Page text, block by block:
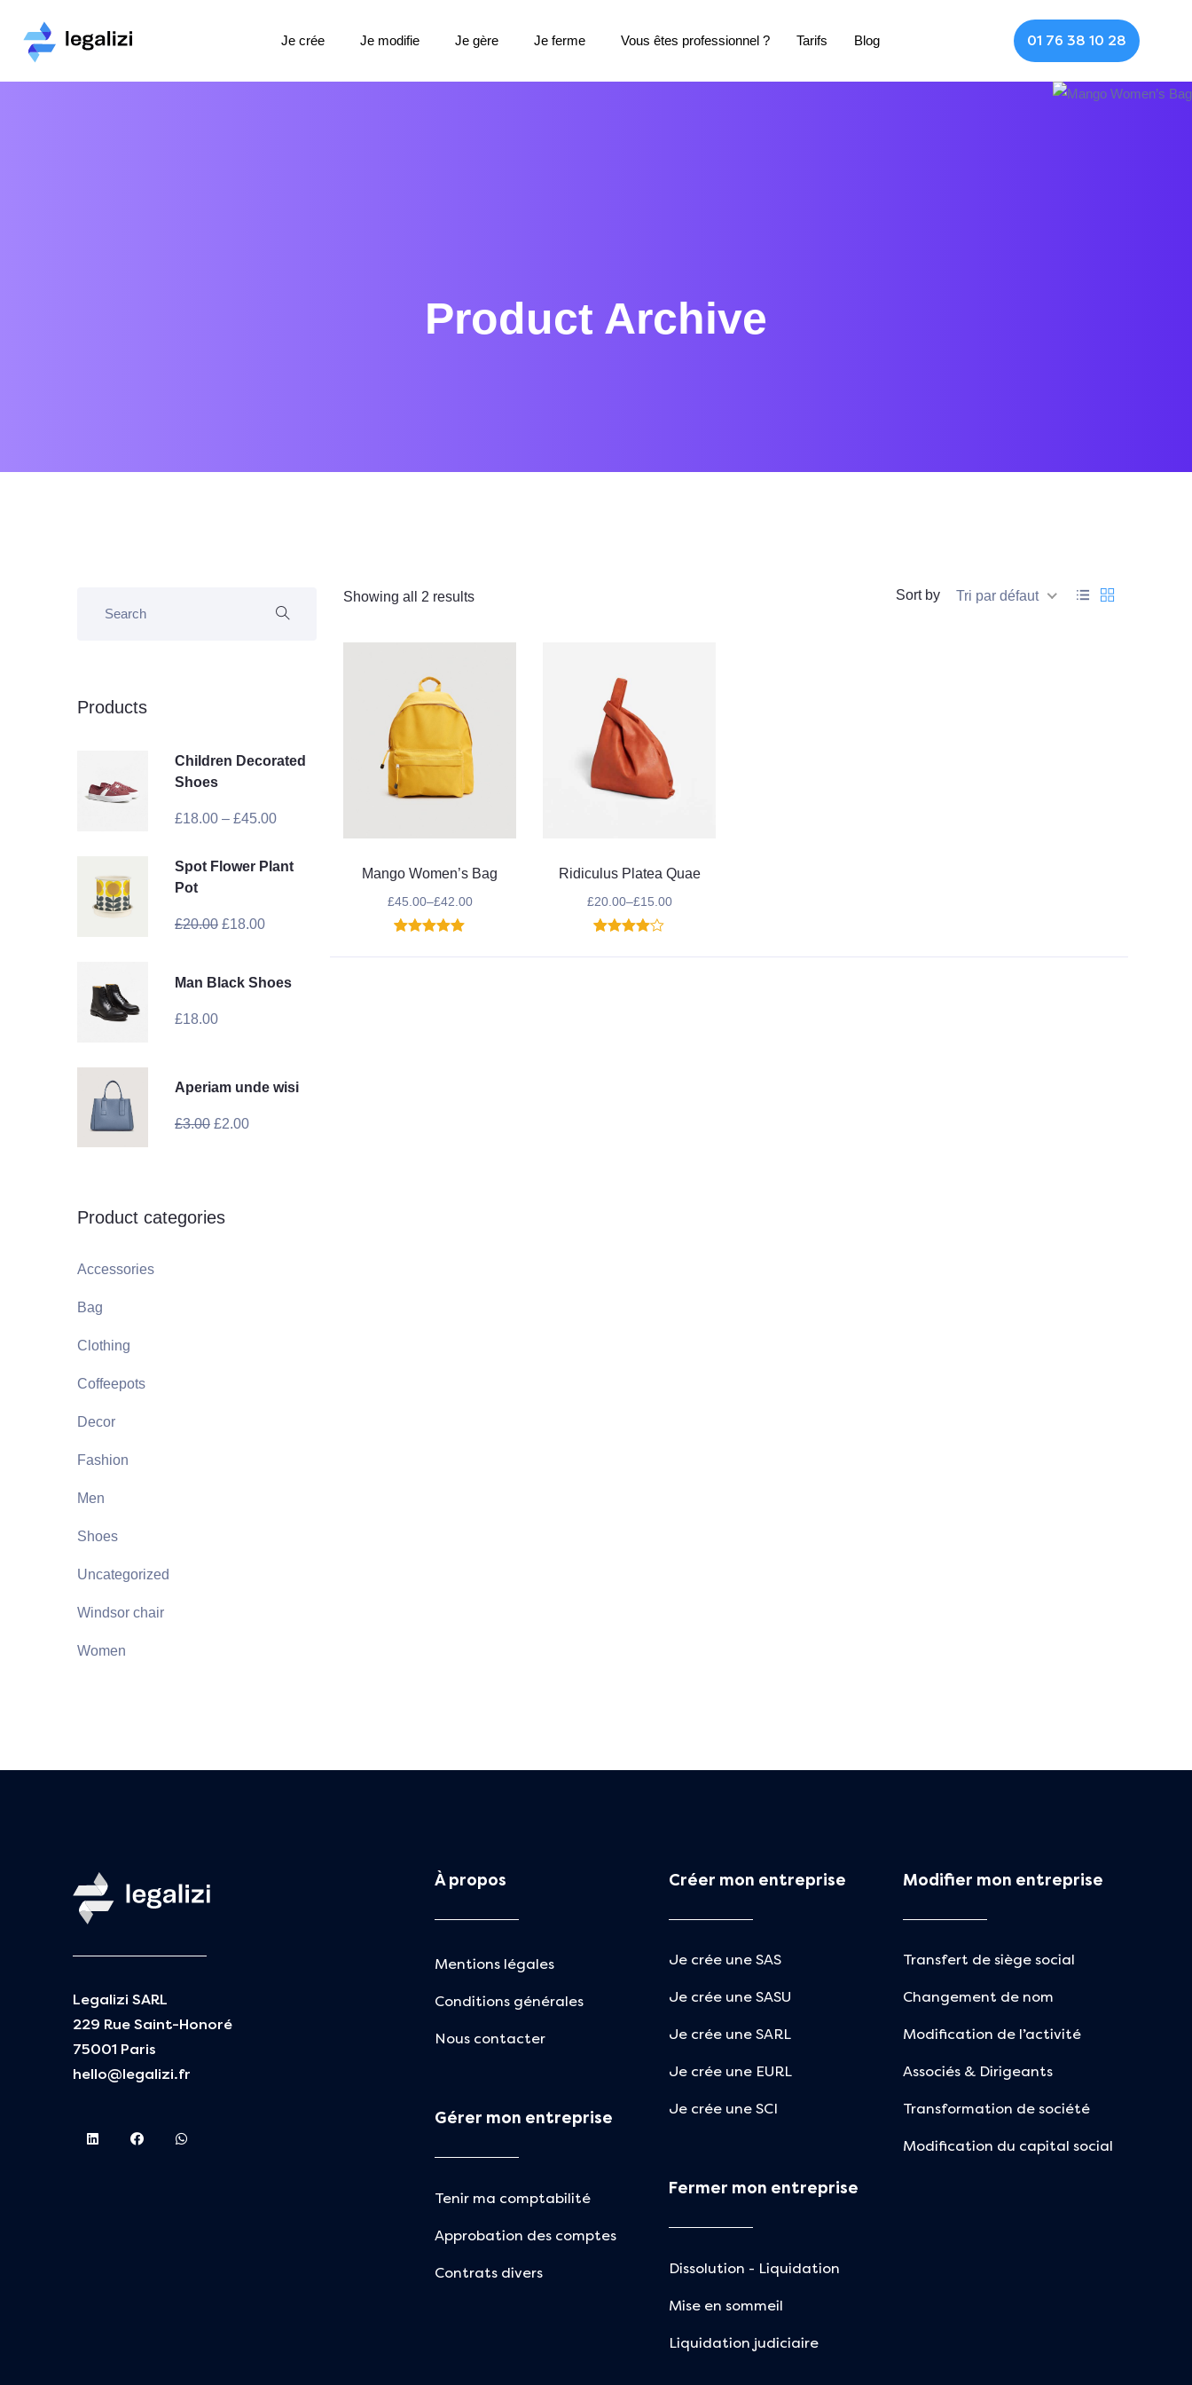
Je crée Je modifie Je gère Je ferme Vous êtes professionnel ? Tarifs Blog 01 76 38 10 28
Product Archive
Showing all 2 results Sort by Tri par défaut
Mango Women’s Bag
£42.00
–
£45.00
sur 5
Ridiculus Platea Quae
£15.00
–
£20.00
sur 5
Products
Children Decorated
Shoes
£18.00 – £45.00
Spot Flower Plant
Pot
£20.00 £18.00
Man Black Shoes
£18.00
Aperiam unde wisi
£3.00 £2.00
Product categories
Accessories
Bag
Clothing
Coffeepots
Decor
Fashion
Men
Shoes
Uncategorized
Windsor chair
Women
Legalizi SARL
229 Rue Saint-Honoré
75001 Paris
hello@legalizi.fr
À propos
Mentions légales
Conditions générales
Nous contacter
Gérer mon entreprise
Tenir ma comptabilité
Approbation des comptes
Contrats divers
Créer mon entreprise
Je crée une SAS
Je crée une SASU
Je crée une SARL
Je crée une EURL
Je crée une SCI
Fermer mon entreprise
Dissolution - Liquidation
Mise en sommeil
Liquidation judiciaire
Modifier mon entreprise
Transfert de siège social
Changement de nom
Modification de l’activité
Associés & Dirigeants
Transformation de société
Modification du capital social